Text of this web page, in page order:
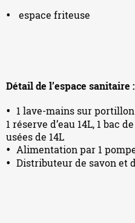
espace friteuse
Détail de l’espace sanitaire :
1 lave-mains sur
1 réserve d’eau 14L, 1 bac
usées de 14L
Alimentation par 1
Distributeur de savon et